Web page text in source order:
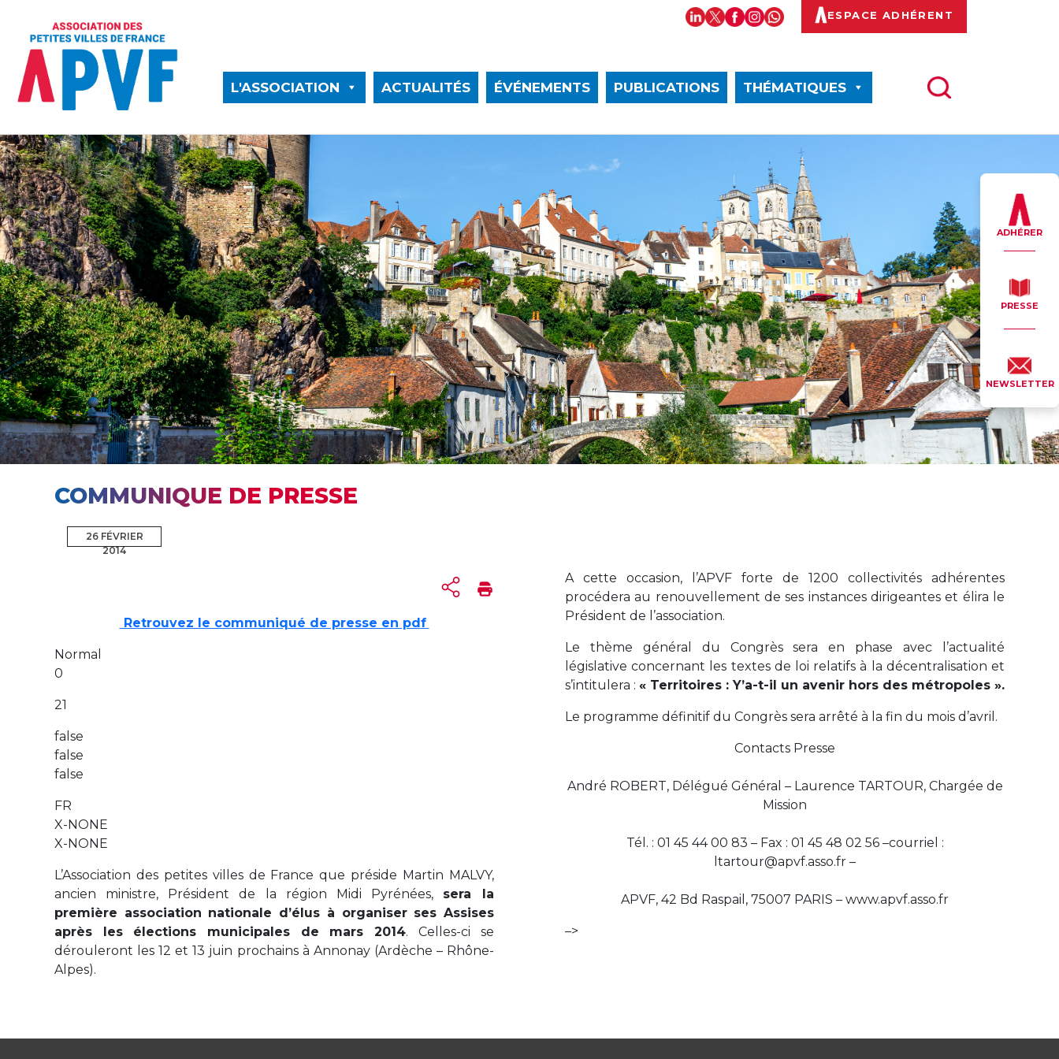
ESPACE ADHÉRENT
L'ASSOCIATION ACTUALITÉS ÉVÉNEMENTS PUBLICATIONS THÉMATIQUES
ADHÉRER
PRESSE
NEWSLETTER
COMMUNIQUE DE PRESSE
26 FÉVRIER
2014
Retrouvez le communiqué de presse en pdf
Normal
0
21
false
false
false
FR
X-NONE
X-NONE
L’Association des petites villes de France que préside Martin MALVY,
ancien ministre, Président de la région Midi Pyrénées, sera la
première association nationale d’élus à organiser ses Assises
après les élections municipales de mars 2014. Celles-ci se
dérouleront les 12 et 13 juin prochains à Annonay (Ardèche – Rhône-
Alpes).
A cette occasion, l’APVF forte de 1200 collectivités adhérentes
procédera au renouvellement de ses instances dirigeantes et élira le
Président de l’association.
Le thème général du Congrès sera en phase avec l’actualité
législative concernant les textes de loi relatifs à la décentralisation et
s’intitulera : « Territoires : Y’a-t-il un avenir hors des métropoles ».
Le programme définitif du Congrès sera arrêté à la fin du mois d’avril.
Contacts Presse
André ROBERT, Délégué Général – Laurence TARTOUR, Chargée de
Mission
Tél. : 01 45 44 00 83 – Fax : 01 45 48 02 56 –courriel :
ltartour@apvf.asso.fr –
APVF, 42 Bd Raspail, 75007 PARIS – www.apvf.asso.fr
–>